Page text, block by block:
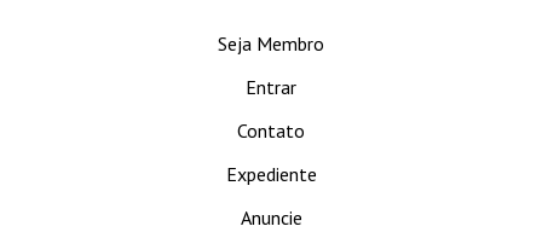
Seja Membro
Entrar
Contato
Expediente
Anuncie